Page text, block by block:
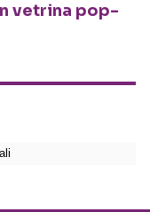
vetrina pop-